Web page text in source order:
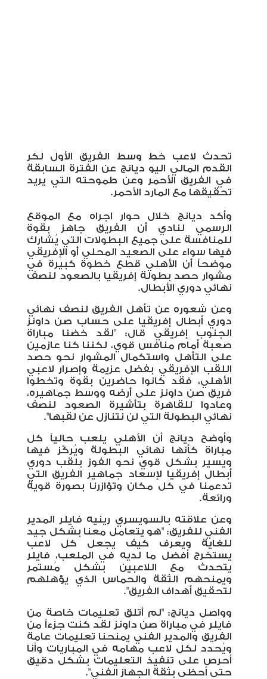
تحدث لاعب خط وسط الفريق الأول لكر
القدم المالي اليو ديانج عن الفترة السابقة
في الفريق الأحمر وعن طموحته التي يريد
تحقيقها مع المارد الأحمر.
وأكد ديانج خلال حوار اجراه مع الموقع
الرسمي لنادي أن الفريق جاهز بقوة
للمنافسة على جميع البطولات التي يُشارك
فيها سواء على الصعيد المحلي أو الإفريقي
موضحاً أن الأهلي قطع خطوة كبيرة في
مشوار حصد بطولة إفريقيا بالصعود لنصف
نهائي دوري الأبطال.
وعن شعوره عن تأهل الفريق لنصف نهائي
دوري أبطال إفريقيا على حساب صن داونز
الجنوب إفريقي قال: "لقد خضنا مباراة
صعبة أمام منافس قوي، لكننا كنا عازمين
على التأهل واستكمال المشوار نحو حصد
اللقب الإفريقي بفضل عزيمة وإصرار لاعبي
الأهلي، فقد كانوا حاضرين بقوة وتخطوا
فريق صن داونز على أرضه ووسط جماهيره،
وعادوا للقاهرة بتأشيرة الصعود لنصف
نهائي البطولة التي لن نتنازل عن لقبها".
وأوضح ديانج أن الأهلي يلعب حالياً كل
مباراة كأنها نهائي البطولة ويُركّز فيها
ويسير بشكل قوي نحو الفوز بلقب دوري
أبطال إفريقيا لإسعاد جماهير الفريق التي
تدعمنا في كل مكان وتؤازرنا بصورة قوية
ورائعة.
وعن علاقته بالسويسري رينيه فايلر المدير
الفني للفريق: "هو يتعامل معنا بشكل جيد
للغاية ويعرف كيف يجعل كل لاعب
يستخرج أفضل ما لديه في الملعب، فايلر
يتحدث مع اللاعبين بشكل مُستمر
ويمنحهم الثقة والحماس الذي يؤهلهم
لتحقيق أهداف الفريق".
وواصل ديانج: "لم أتلق تعليمات خاصة من
فايلر في مباراة صن داونز لقد كنت جزءاً من
الفريق والمدير الفني يمنحنا تعليمات عامة
ويُحدد لكل لاعب مهامه في المباريات وأنا
أحرص على تنفيذ التعليمات بشكل دقيق
حتى أحظى بثقة الجهاز الفني".